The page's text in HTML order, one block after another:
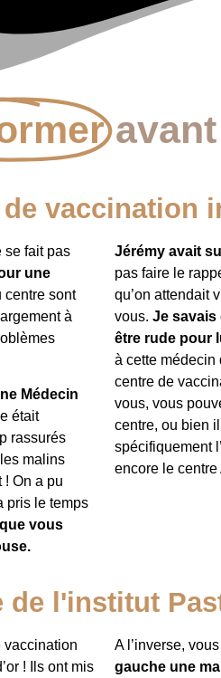
de vaccination
se fait pas
une
centre sont
à
Médecin
était
rassurés
malins
On a pu
pris le temps
vous
Jérémy avait
pas faire le
qu’on attendait
vous. Je savais
être rude pour
à cette médecin
centre de
vous, vous
centre, ou bien
spécifiquement
encore le
de l'institut
vaccination
! Ils ont mis
A l’inverse,
gauche une